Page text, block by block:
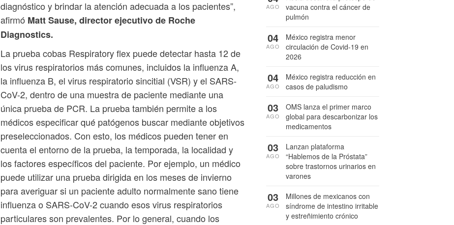
diagnóstico y brindar la atención adecuada a los pacientes”,
afirmó Matt Sause, director ejecutivo de Roche
Diagnostics.
La prueba cobas Respiratory flex puede detectar hasta 12 de
los virus respiratorios más comunes, incluidos la influenza A,
la influenza B, el virus respiratorio sincitial (VSR) y el SARS-
CoV-2, dentro de una muestra de paciente mediante una
única prueba de PCR. La prueba también permite a los
médicos especificar qué patógenos buscar mediante objetivos
preseleccionados. Con esto, los médicos pueden tener en
cuenta el entorno de la prueba, la temporada, la localidad y
los factores específicos del paciente. Por ejemplo, un médico
puede utilizar una prueba dirigida en los meses de invierno
para averiguar si un paciente adulto normalmente sano tiene
influenza o SARS-CoV-2 cuando esos virus respiratorios
particulares son prevalentes. Por lo general, cuando los
vacuna contra el cáncer de
pulmón
AGO
México registra menor
circulación de Covid-19 en
2026
04
AGO
México registra reducción en
casos de paludismo
04
AGO
OMS lanza el primer marco
global para descarbonizar los
medicamentos
03
AGO
Lanzan plataforma
“Hablemos de la Próstata”
sobre trastornos urinarios en
varones
03
AGO
Millones de mexicanos con
síndrome de intestino irritable
y estreñimiento crónico
03
AGO